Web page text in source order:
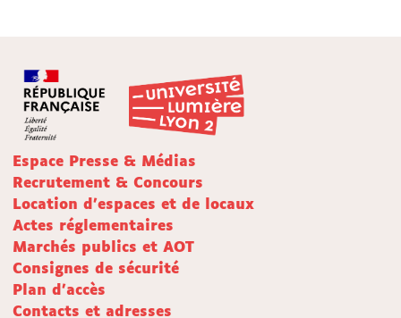
Espace Presse & Médias
Recrutement & Concours
Location d'espaces et de locaux
Actes réglementaires
Marchés publics et AOT
Consignes de sécurité
Plan d'accès
Contacts et adresses